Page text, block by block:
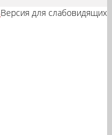
Версия для слабовидящих